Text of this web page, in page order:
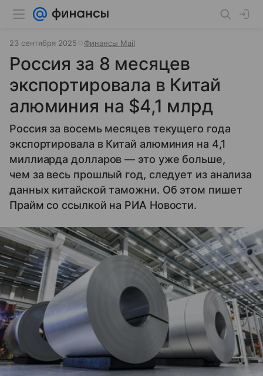
23 сентября 2025 Финансы Mail
Россия за 8 месяцев
экспортировала в Китай
алюминия на $4,1 млрд
Россия за восемь месяцев текущего года
экспортировала в Китай алюминия на 4,1
миллиарда долларов — это уже больше,
чем за весь прошлый год, следует из анализа
данных китайской таможни. Об этом пишет
Прайм со ссылкой на РИА Новости.